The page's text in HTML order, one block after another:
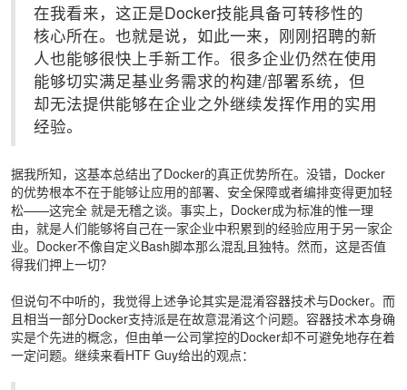
在我看来，这正是Docker技能具备可转移性的
核心所在。也就是说，如此一来，刚刚招聘的新
人也能够很快上手新工作。很多企业仍然在使用
能够切实满足基业务需求的构建/部署系统，但
却无法提供能够在企业之外继续发挥作用的实用
经验。
据我所知，这基本总结出了Docker的真正优势所在。没错，Docker
的优势根本不在于能够让应用的部署、安全保障或者编排变得更加轻
松——这完全 就是无稽之谈。事实上，Docker成为标准的惟一理
由，就是人们能够将自己在一家企业中积累到的经验应用于另一家企
业。Docker不像自定义Bash脚本那么混乱且独特。然而，这是否值
得我们押上一切？
但说句不中听的，我觉得上述争论其实是混淆容器技术与Docker。而
且相当一部分Docker支持派是在故意混淆这个问题。容器技术本身确
实是个先进的概念，但由单一公司掌控的Docker却不可避免地存在着
一定问题。继续来看HTF Guy给出的观点：